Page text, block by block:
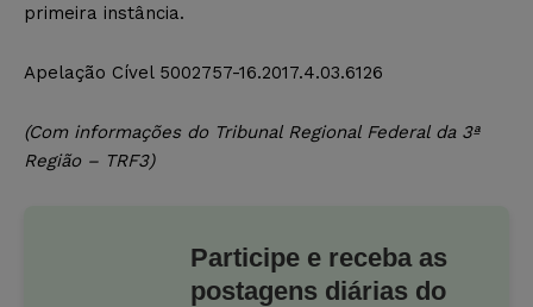
primeira instância.
Apelação Cível 5002757-16.2017.4.03.6126
(Com informações do Tribunal Regional Federal da 3ª
Região – TRF3)
Participe e receba as
postagens diárias do